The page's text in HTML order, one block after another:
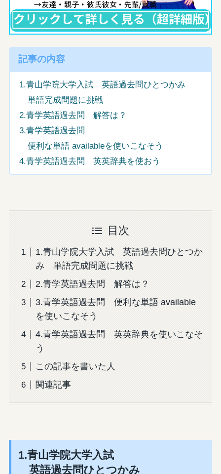
記事の内容
1.青山学院大学入試 英語過去問ひとつかみ
単語完成問題に挑戦
2.青学英語過去問 解答は？
3.青学英語過去問
便利な単語 availableを使いこなそう
4.青学英語過去問 英英辞典を使おう
目次
1.青山学院大学入試 英語過去問ひとつか
み 単語完成問題に挑戦
2.青学英語過去問 解答は？
3.青学英語過去問 便利な単語 available
を使いこなそう
4.青学英語過去問 英英辞典を使いこなそ
う
この記事を書いた人
関連記事
1.青山学院大学入試
英語過去問ひとつかみ